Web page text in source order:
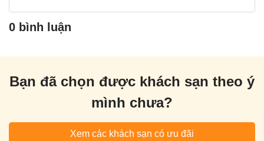
0 bình luận
Bạn đã chọn được khách sạn theo ý
mình chưa?
Xem các khách sạn có ưu đãi